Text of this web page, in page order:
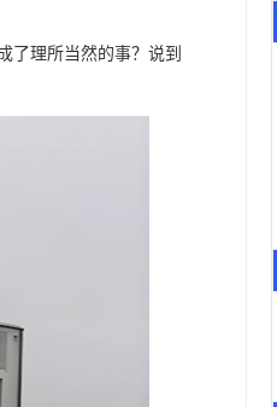
理所当然的事？说到